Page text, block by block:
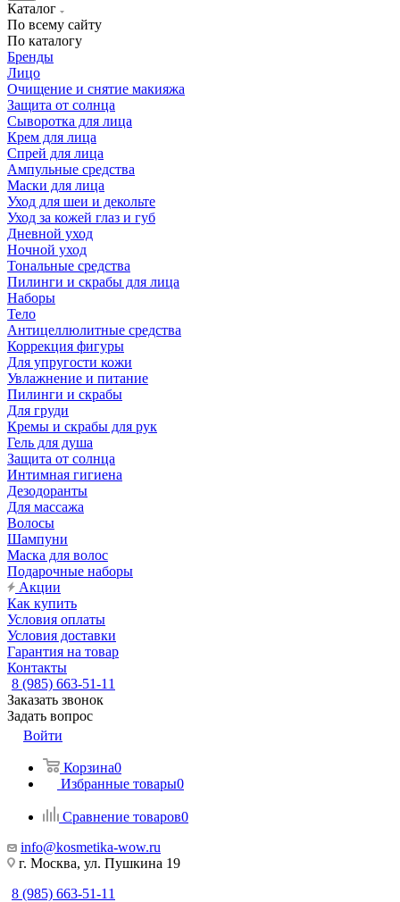
Каталог
По всему сайту
По каталогу
Бренды
Лицо
Очищение и снятие макияжа
Защита от солнца
Сыворотка для лица
Крем для лица
Спрей для лица
Ампульные средства
Маски для лица
Уход для шеи и декольте
Уход за кожей глаз и губ
Дневной уход
Ночной уход
Тональные средства
Пилинги и скрабы для лица
Наборы
Тело
Антицеллюлитные средства
Коррекция фигуры
Для упругости кожи
Увлажнение и питание
Пилинги и скрабы
Для груди
Кремы и скрабы для рук
Гель для душа
Защита от солнца
Интимная гигиена
Дезодоранты
Для массажа
Волосы
Шампуни
Маска для волос
Подарочные наборы
Акции
Как купить
Условия оплаты
Условия доставки
Гарантия на товар
Контакты
8 (985) 663-51-11
Заказать звонок
Задать вопрос
Войти
Корзина0
Избранные товары0
Сравнение товаров0
info@kosmetika-wow.ru
г. Москва, ул. Пушкина 19
8 (985) 663-51-11